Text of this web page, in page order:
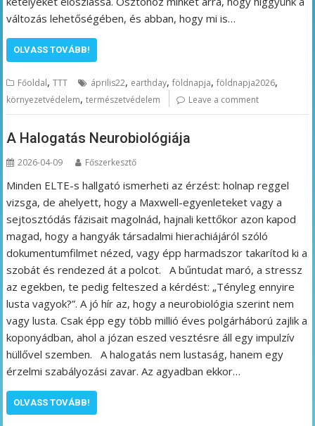
változás lehetőségében, és abban, hogy mi is…
OLVASS TOVÁBB!
Főoldal,TTT április22, earthday,földnapja,földnapja2026,
környezetvédelem,természetvédelem Leave a comment
A Halogatás Neurobiológiája
2026-04-09 Főszerkesztő
Minden ELTE-s hallgató ismerheti az érzést: holnap reggel
vizsga, de ahelyett, hogy a Maxwell-egyenleteket vagy a
sejtosztódás fázisait magolnád, hajnali kettőkor azon kapod
magad, hogy a hangyák társadalmi hierachiájáról szóló
dokumentumfilmet nézed, vagy épp harmadszor takarítod ki a
szobát és rendezed át a polcot. A bűntudat maró, a stressz
az egekben, te pedig felteszed a kérdést: „Tényleg ennyire
lusta vagyok?”. A jó hír az, hogy a neurobiológia szerint nem
vagy lusta. Csak épp egy több millió éves polgárháború zajlik a
koponyádban, ahol a józan eszed vesztésre áll egy impulzív
hüllővel szemben. A halogatás nem lustaság, hanem egy
érzelmi szabályozási zavar. Az agyadban ekkor…
OLVASS TOVÁBB!